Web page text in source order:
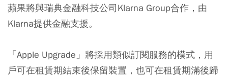
蘋果將與瑞典金融科技公司Klarna Group合作，由
Klarna提供金融支援。
「Apple Upgrade」將採用類似訂閱服務的模式，用
戶可在租賃期結束後保留裝置，也可在租賃期滿後歸